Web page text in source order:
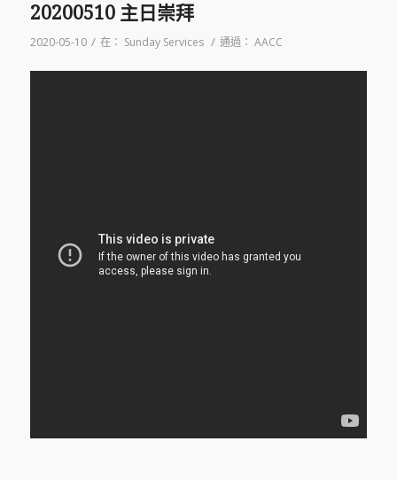
20200510 主日崇拜
2020-05-10 / 在： Sunday Services / 通過： AACC